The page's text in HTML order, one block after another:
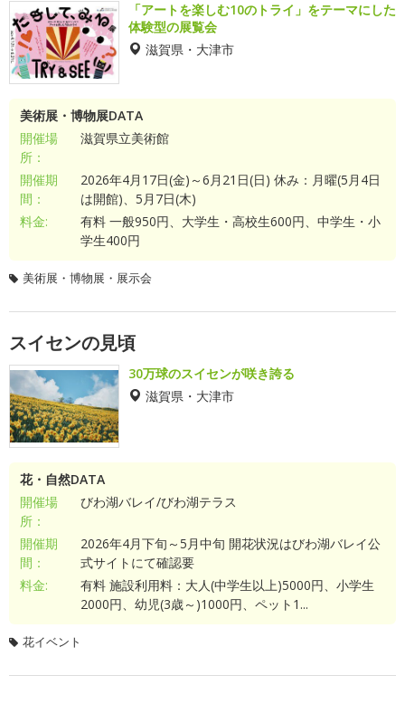
「アートを楽しむ10のトライ」をテーマにした
体験型の展覧会
滋賀県・大津市
美術展・博物展DATA
開催場
所：
滋賀県立美術館
開催期
間：
2026年4月17日(金)～6月21日(日) 休み：月曜(5月4日
は開館)、5月7日(木)
料金:
有料 一般950円、大学生・高校生600円、中学生・小
学生400円
美術展・博物展・展示会
スイセンの見頃
30万球のスイセンが咲き誇る
滋賀県・大津市
花・自然DATA
開催場
所：
びわ湖バレイ/びわ湖テラス
開催期
間：
2026年4月下旬～5月中旬 開花状況はびわ湖バレイ公
式サイトにて確認要
料金:
有料 施設利用料：大人(中学生以上)5000円、小学生
2000円、幼児(3歳～)1000円、ペット1...
花イベント